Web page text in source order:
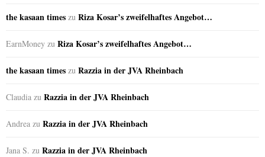
the kasaan times zu Riza Kosar’s zweifelhaftes Angebot…
EarnMoney zu Riza Kosar’s zweifelhaftes Angebot…
the kasaan times zu Razzia in der JVA Rheinbach
Claudia zu Razzia in der JVA Rheinbach
Andrea zu Razzia in der JVA Rheinbach
Jana S. zu Razzia in der JVA Rheinbach